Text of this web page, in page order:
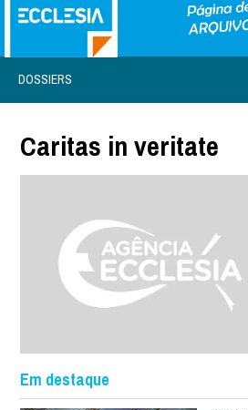
DOSSIERS
Caritas in veritate
Em destaque